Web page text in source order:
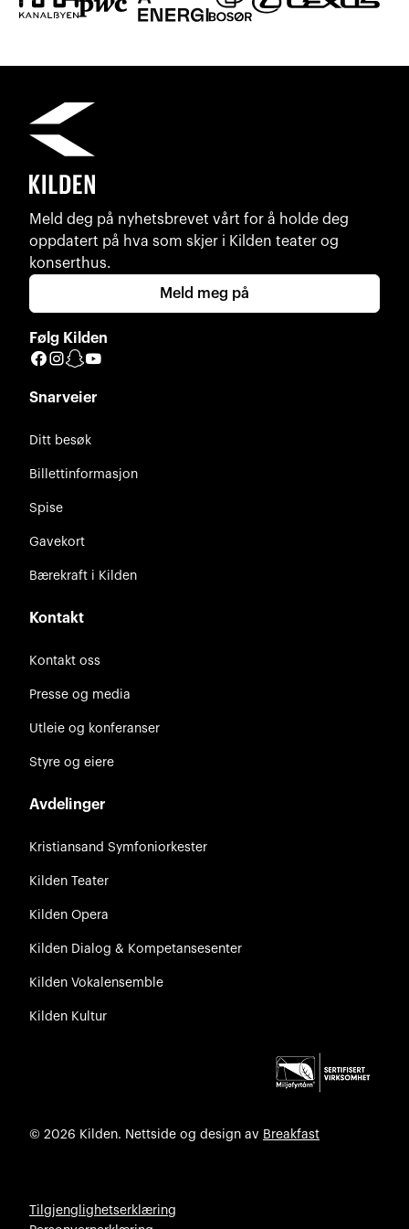
Meld deg på nyhetsbrevet vårt for å holde deg
oppdatert på hva som skjer i Kilden teater og
konserthus.
Meld meg på
Følg Kilden
Facebook
Instagram
Snapchat
Snarveier
Ditt besøk
Billettinformasjon
Spise
Gavekort
Bærekraft i Kilden
Kontakt
Kontakt oss
Presse og media
Utleie og konferanser
Styre og eiere
Avdelinger
Kristiansand Symfoniorkester
Kilden Teater
Kilden Opera
Kilden Dialog & Kompetansesenter
Kilden Vokalensemble
Kilden Kultur
© 2026 Kilden. Nettside og design av Breakfast
Tilgjenglighetserklæring